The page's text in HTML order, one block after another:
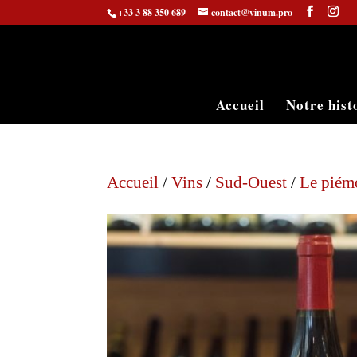
+33 3 88 350 689 contact@vinum.pro
Accueil Notre
Accueil /Vins / Sud-Ouest /Le